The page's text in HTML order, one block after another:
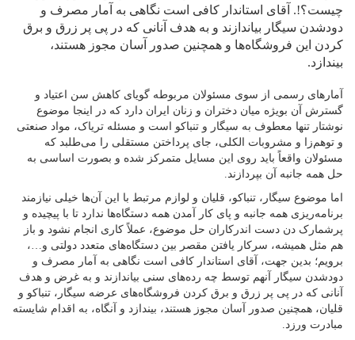
چیست؟!. آقای استاندار کافی است نگاهی به آمار مصرف و
دودشدن سیگار بیاندازند و به هدف آنانی که در پی پر زرق و برق
کردن این فروشگاه‌ها و همچنین صدور آسان مجوز هستند،
بیندازد.
آمارهای رسمی از سوی مسئولان مربوطه گویای کاهش سن اعتیاد و
گسترش آن بویژه میان دختران و زنان ایران دارد که در اینجا موضوع
نوشتار تنها معطوف به سیگار و تنباکو است و مسئله تریاک، مواد صنعتی
و توهم‌زا و مشروبات الکلی، جای پرداختن مستقلی را می‌طلبد که
مسئولان واقعاً باید روی این مسایل متمرکز شده و بصورت اساسی به
حل همه جانبه آن بپردازند.
اما موضوع سیگار، تنباکو، قلیان و لوازم مرتبط با این آن‌ها خیلی نیازمند
برنامه‌ریزی همه جانبه و پای کار آمدن همه دستگاه‌ها ندارد تا با پیچیده و
پرشمارک دن دست اندرکاران حل موضوع، عملاً کاری انجام نشود و باز
هم مثل همیشه، سرکار یافتن مقصر بین دستگاه‌های متعدد دولتی و…،
برویم؛ بدین جهت، آقای استاندار کافی است نگاهی به آمار مصرف و
دودشدن سیگار آنهم توسط چه رده‌های سنی بیاندازند و به غرض و هدف
آنانی که در پی پر زرق و برق کردن فروشگاه‌های عرضه سیگار، تنباکو و
قلیان، همچنین صدور آسان مجوز هستند، بیندازد و آنگاه، به اقدام شایسته
مبادرت ورزد.